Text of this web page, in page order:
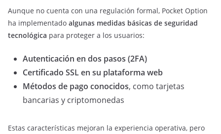
Aunque no cuenta con una regulación formal, Pocket Option
ha implementado algunas medidas básicas de seguridad
tecnológica para proteger a los usuarios:
Autenticación en dos pasos (2FA)
Certificado SSL en su plataforma web
Métodos de pago conocidos, como tarjetas
bancarias y criptomonedas
Estas características mejoran la experiencia operativa, pero